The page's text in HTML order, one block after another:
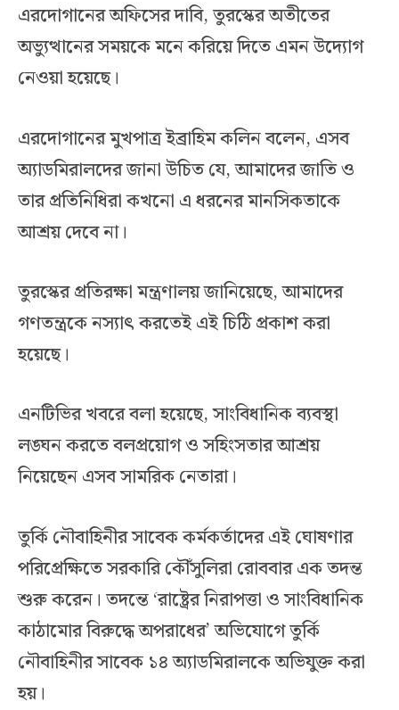
এরদোগানের অফিসের দাবি, তুরস্কের অতীতের
অভ্যুত্থানের সময়কে মনে করিয়ে দিতে এমন উদ্যোগ
নেওয়া হয়েছে।
এরদোগানের মুখপাত্র ইব্রাহিম কলিন বলেন, এসব
অ্যাডমিরালদের জানা উচিত যে, আমাদের জাতি ও
তার প্রতিনিধিরা কখনো এ ধরনের মানসিকতাকে
আশ্রয় দেবে না।
তুরস্কের প্রতিরক্ষা মন্ত্রণালয় জানিয়েছে, আমাদের
গণতন্ত্রকে নস্যাৎ করতেই এই চিঠি প্রকাশ করা
হয়েছে।
এনটিভির খবরে বলা হয়েছে, সাংবিধানিক ব্যবস্থা
লঙ্ঘন করতে বলপ্রয়োগ ও সহিংসতার আশ্রয়
নিয়েছেন এসব সামরিক নেতারা।
তুর্কি নৌবাহিনীর সাবেক কর্মকর্তাদের এই ঘোষণার
পরিপ্রেক্ষিতে সরকারি কৌঁসুলিরা রোববার এক তদন্ত
শুরু করেন। তদন্তে ‘রাষ্ট্রের নিরাপত্তা ও সাংবিধানিক
কাঠামোর বিরুদ্ধে অপরাধের’ অভিযোগে তুর্কি
নৌবাহিনীর সাবেক ১৪ অ্যাডমিরালকে অভিযুক্ত করা
হয়।